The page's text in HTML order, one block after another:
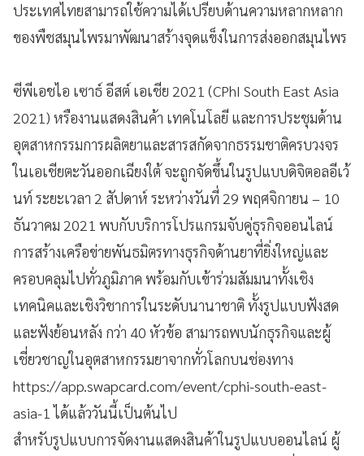
ประเทศไทยสามารถใช้ความได้เปรียบด้านความหลากหลาก
ของพืชสมุนไพรมาพัฒนาสร้างจุดแข็งในการส่งออกสมุนไพร
ซีพีเอชไอ เซาธ์ อีสต์ เอเชีย 2021 (CPhI South East Asia
2021) หรืองานแสดงสินค้า เทคโนโลยี และการประชุมด้าน
อุตสาหกรรมการผลิตยาและสารสกัดจากธรรมชาติครบวงจร
ในเอเชียตะวันออกเฉียงใต้ จะถูกจัดขึ้นในรูปแบบดิจิตอลอีเว้
นท์ ระยะเวลา 2 สัปดาห์ ระหว่างวันที่ 29 พฤศจิกายน – 10
ธันวาคม 2021 พบกับบริการโปรแกรมจับคู่ธุรกิจออนไลน์
การสร้างเครือข่ายพันธมิตรทางธุรกิจด้านยาที่ยิ่งใหญ่และ
ครอบคลุมไปทั่วภูมิภาค พร้อมกับเข้าร่วมสัมมนาทั้งเชิง
เทคนิคและเชิงวิชาการในระดับนานาชาติ ทั้งรูปแบบฟังสด
และฟังย้อนหลัง กว่า 40 หัวข้อ สามารถพบนักธุรกิจและผู้
เชี่ยวชาญในอุตสาหกรรมยาจากทั่วโลกบนช่องทาง
https://app.swapcard.com/event/cphi-south-east-
asia-1 ได้แล้ววันนี้เป็นต้นไป
สำหรับรูปแบบการจัดงานแสดงสินค้าในรูปแบบออนไลน์ ผู้